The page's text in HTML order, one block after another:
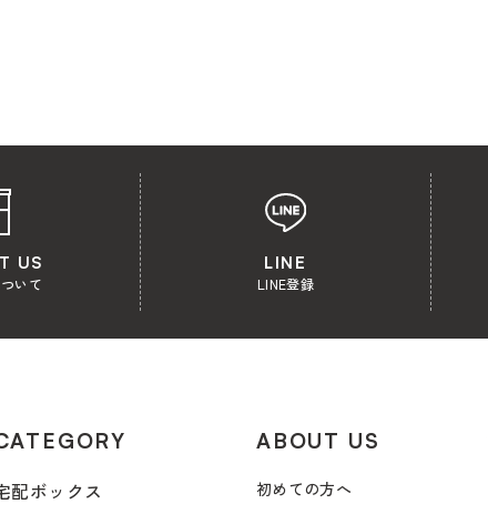
US
いて
LINE
LINE登録
配ボックス
ABOUT US
初めての方へ